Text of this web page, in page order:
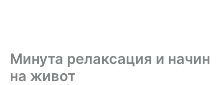
Минута релаксация и начин
на живот